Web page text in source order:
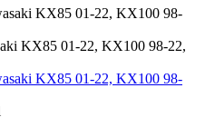
KX85 01-22, KX100 98-22,